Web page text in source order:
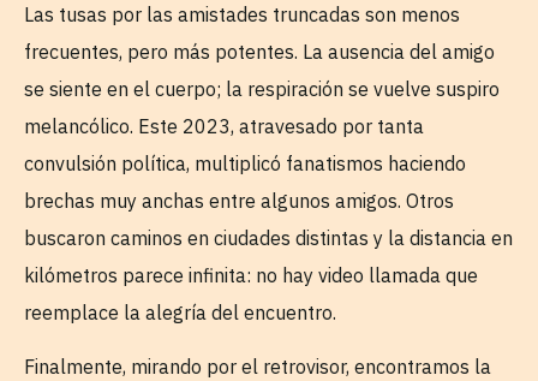
Las tusas por las amistades truncadas son menos
frecuentes, pero más potentes. La ausencia del amigo
se siente en el cuerpo; la respiración se vuelve suspiro
melancólico. Este 2023, atravesado por tanta
convulsión política, multiplicó fanatismos haciendo
brechas muy anchas entre algunos amigos. Otros
buscaron caminos en ciudades distintas y la distancia en
kilómetros parece infinita: no hay video llamada que
reemplace la alegría del encuentro.
Finalmente, mirando por el retrovisor, encontramos la